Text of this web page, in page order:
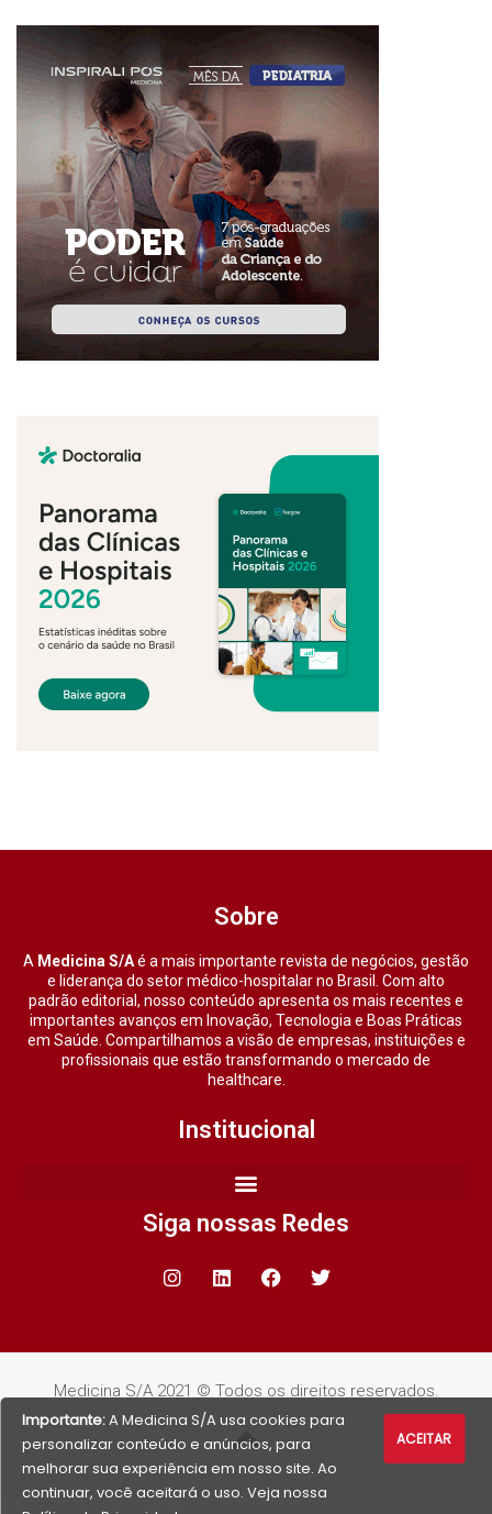
Sobre
A Medicina S/Aé a mais importante revista de negócios, gestão
e liderança do setor médico-hospitalar no Brasil. Com alto
padrão editorial, nosso conteúdo apresenta os mais recentes e
importantes avanços em Inovação, Tecnologia e Boas Práticas
em Saúde. Compartilhamos a visão de empresas, instituições e
profissionais que estão transformando o mercado de
healthcare.
Institucional
Siga nossas Redes
Medicina S/A 2021 © Todos os direitos reservados.
Importante:A Medicina S/A usa cookies para
personalizar conteúdo e anúncios, para
melhorar sua experiência em nosso site. Ao
continuar, você aceitará o uso. Veja nossa
ACEITAR